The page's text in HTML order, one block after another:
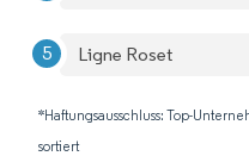
Ligne Roset
*Haftungsausschluss: Top-
sortiert